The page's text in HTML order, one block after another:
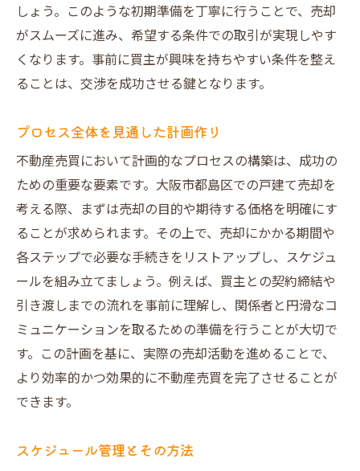
しょう。このような初期準備を丁寧に行うことで、売却
がスムーズに進み、希望する条件での取引が実現しやす
くなります。事前に買主が興味を持ちやすい条件を整え
ることは、交渉を成功させる鍵となります。
プロセス全体を見通した計画作り
不動産売買において計画的なプロセスの構築は、成功の
ための重要な要素です。大阪市都島区での戸建て売却を
考える際、まずは売却の目的や期待する価格を明確にす
ることが求められます。その上で、売却にかかる期間や
各ステップで必要な手続きをリストアップし、スケジュ
ールを組み立てましょう。例えば、買主との契約締結や
引き渡しまでの流れを事前に理解し、関係者と円滑なコ
ミュニケーションを取るための準備を行うことが大切で
す。この計画を基に、実際の売却活動を進めることで、
より効率的かつ効果的に不動産売買を完了させることが
できます。
スケジュール管理とその方法